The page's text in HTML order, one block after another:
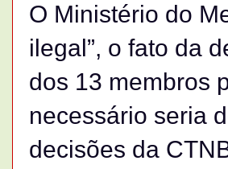
O Ministério do
ilegal”, o fato da
dos 13 membros
necessário seria
decisões da